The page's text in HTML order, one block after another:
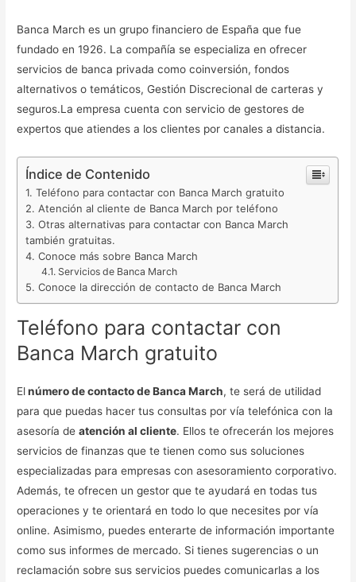
Banca March es un grupo financiero de España que fue
fundado en 1926. La compañía se especializa en ofrecer
servicios de banca privada como coinversión, fondos
alternativos o temáticos, Gestión Discrecional de carteras y
seguros.La empresa cuenta con servicio de gestores de
expertos que atiendes a los clientes por canales a distancia.
Índice de Contenido
Teléfono para contactar con Banca March gratuito
Atención al cliente de Banca March por teléfono
Otras alternativas para contactar con Banca March
también gratuitas.
Conoce más sobre Banca March
Servicios de Banca March
Conoce la dirección de contacto de Banca March
Teléfono para contactar con
Banca March gratuito
Elnúmero de contacto de Banca March, te será de utilidad
para que puedas hacer tus consultas por vía telefónica con la
asesoría deatención al cliente. Ellos te ofrecerán los mejores
servicios de finanzas que te tienen como sus soluciones
especializadas para empresas con asesoramiento corporativo.
Además, te ofrecen un gestor que te ayudará en todas tus
operaciones y te orientará en todo lo que necesites por vía
online. Asimismo, puedes enterarte de información importante
como sus informes de mercado. Si tienes sugerencias o un
reclamación sobre sus servicios puedes comunicarlas a los